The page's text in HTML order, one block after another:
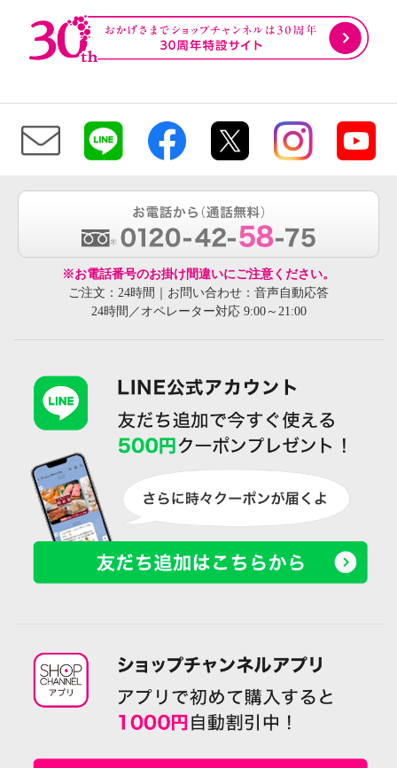
※お電話番号のお掛け間違いにご注意ください。
ご注文：24時間｜お問い合わせ：音声自動応答
24時間／オペレーター対応 9:00～21:00